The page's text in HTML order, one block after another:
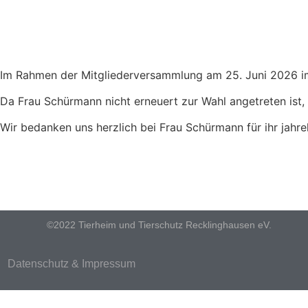
Im Rahmen der Mitgliederversammlung am 25. Juni 2026
Da Frau Schürmann nicht erneuert zur Wahl angetreten
Wir bedanken uns herzlich bei Frau Schürmann für ihr
©2022 Tierheim und Tierschutz Recklinghausen eV.
Datenschutz & Impressum